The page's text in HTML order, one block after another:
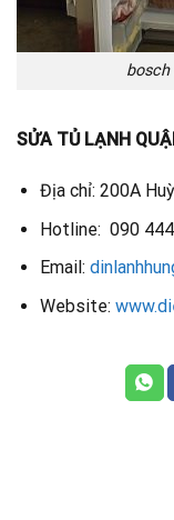
bosch
SỬA TỦ LẠNH
Địa chỉ: 200A
Hotline: 090
Email:
Website: